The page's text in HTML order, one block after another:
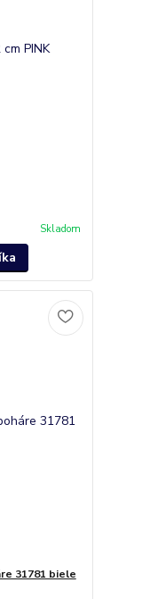
Skladom
31781 biele